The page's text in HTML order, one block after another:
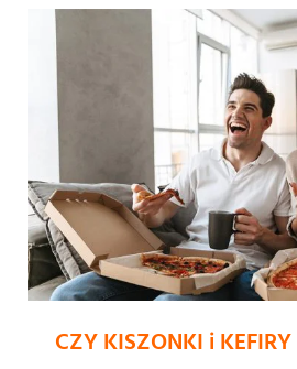
CZY KISZONKI i